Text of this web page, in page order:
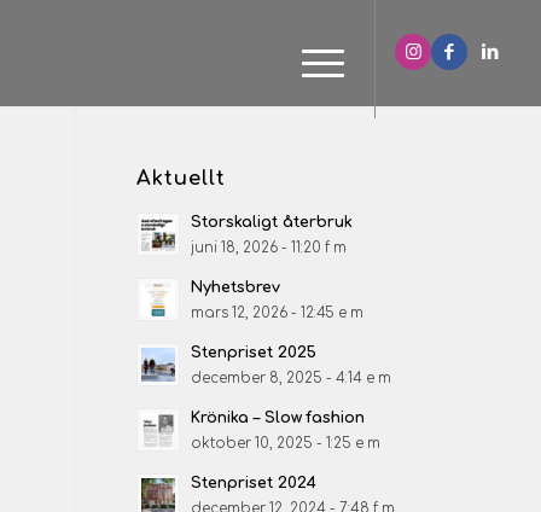
Aktuellt
Storskaligt återbruk
juni 18, 2026 - 11:20 f m
Nyhetsbrev
mars 12, 2026 - 12:45 e m
Stenpriset 2025
december 8, 2025 - 4:14 e m
Krönika – Slow fashion
oktober 10, 2025 - 1:25 e m
Stenpriset 2024